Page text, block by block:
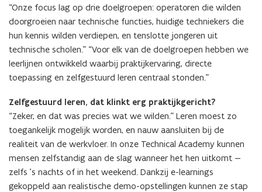
“Onze focus lag op drie doelgroepen: operatoren die wilden
doorgroeien naar technische functies, huidige techniekers die
hun kennis wilden verdiepen, en tenslotte jongeren uit
technische scholen.” “Voor elk van de doelgroepen hebben we
leerlijnen ontwikkeld waarbij praktijkervaring, directe
toepassing en zelfgestuurd leren centraal stonden.”
Zelfgestuurd leren, dat klinkt erg praktijkgericht?
“Zeker, en dat was precies wat we wilden.” Leren moest zo
toegankelijk mogelijk worden, en nauw aansluiten bij de
realiteit van de werkvloer. In onze Technical Academy kunnen
mensen zelfstandig aan de slag wanneer het hen uitkomt —
zelfs ’s nachts of in het weekend. Dankzij e-learnings
gekoppeld aan realistische demo-opstellingen kunnen ze stap